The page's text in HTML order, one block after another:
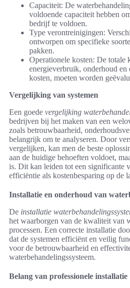
Capaciteit: De
voldoende capaciteit hebben
bedrijf te voldoen.
Type verontreinigingen:
ontworpen om specifieke
pakken.
Operationele kosten: De totale
energieverbruik, onderhoud en
kosten, moeten worden
Vergelijking van systemen
Een goede vergelijking
bedrijven bij het maken van een
zoals betrouwbaarheid,
belangrijk om te analyseren. Door
vergelijken, kan men de beste
aan de huidige behoeften voldoet,
is. Dit kan leiden tot een significante
efficiëntie als kostenbesparing op de
Installatie en onderhoud van
De installatie
het waarborgen van de kwaliteit van
processen. Een correcte installatie
dat de systemen efficiënt en veilig
voor de betrouwbaarheid en
waterbehandelingssysteem.
Belang van professionele installatie